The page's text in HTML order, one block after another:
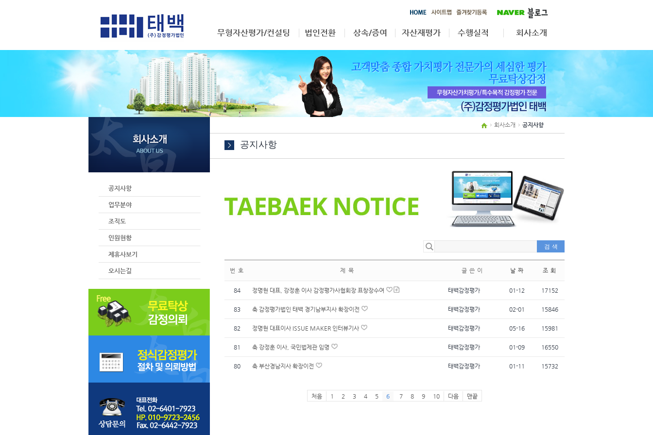
무형자산평가/컨설팅
영업권
특허권
상표권
기타
법인전환
부동산
무형자산
상속/증여
상속/증여
자산재평가
자산재평가
수행실적
무형자산·법인전환
자산재평가
상속·증여
보상평가
회사소개
공지사항
업무분야
조직도
인원현황
제휴사보기
오시는길
공지사항
업무분야
조직도
인원현황
제휴사보기
오시는길
회사소개 공지사항
공지사항
번 호 제 목 글 쓴 이 날 짜 조 회
84 정명현 대표, 강정훈 이사 감정평가사협회장 표창장수여 태백감정평가 01-12 17152
83 축 감정평가법인 태백 경기남부지사 확장이전 태백감정평가 02-01 15846
82 정명현 대표이사 ISSUE MAKER 인터뷰기사 태백감정평가 05-16 15981
81 축 강정훈 이사, 국민법제관 임명 태백감정평가 01-09 16550
80 축 부산경남지사 확장이전 태백감정평가 01-11 15732
처음 1 2 3 4 5 6 7 8 9 10 다음 맨끝